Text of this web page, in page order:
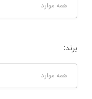
همه موارد
برند:
همه موارد